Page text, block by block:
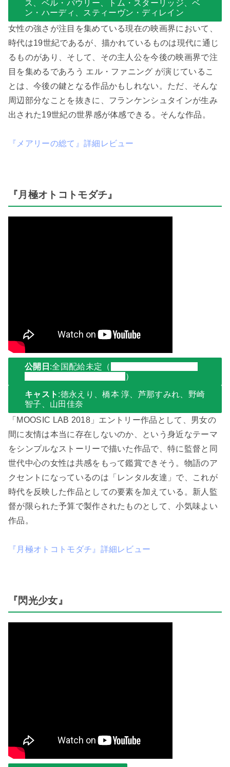
ス、ベル・パウリー、トム・スターリッジ、ベ
ン・ハーディ、スティーヴン・ディレイン
女性の強さが注目を集めている現在の映画界において、
時代は19世紀であるが、描かれているものは現代に通じ
るものがあり、そして、その主人公を今後の映画界で注
目を集めるであろう エル・ファニング が演じているこ
とは、今後の鍵となる作品かもしれない。ただ、そんな
周辺部分なことを抜きに、フランケンシュタインが生み
出された19世紀の世界感が体感できる。そんな作品。
『メアリーの総て』詳細レビュー
『月極オトコトモダチ』
公開日 :全国配給未定 （
）
キャスト :徳永えり、橋本 淳、芦那すみれ、野崎
智子、山田佳奈
「MOOSIC LAB 2018」エントリー作品として、男女の
間に友情は本当に存在しないのか、という身近なテーマ
をシンプルなストーリーで描いた作品で、特に監督と同
世代中心の女性は共感をもって鑑賞できそう。物語のア
クセントになっているのは「レンタル友達」で、これが
時代を反映した作品としての要素を加えている。新人監
督が限られた予算で製作されたものとして、小気味よい
作品。
『月極オトコトモダチ』詳細レビュー
『閃光少女』